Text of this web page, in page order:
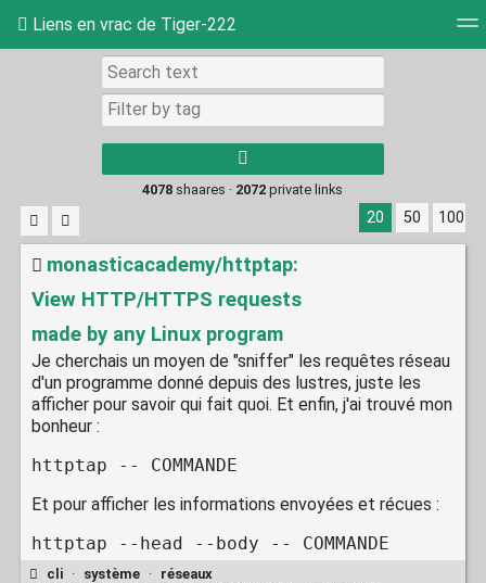
Liens en vrac de Tiger-222
Picture wall
4078 shaares · 2072 private links
20 50 100
monasticacademy/httptap:
View HTTP/HTTPS requests
made by any Linux program
Je cherchais un moyen de "sniffer" les requêtes réseau
d'un programme donné depuis des lustres, juste les
afficher pour savoir qui fait quoi. Et enfin, j'ai trouvé mon
bonheur :
httptap -- COMMANDE
Et pour afficher les informations envoyées et récues :
httptap --head --body -- COMMANDE
cli · système · réseaux